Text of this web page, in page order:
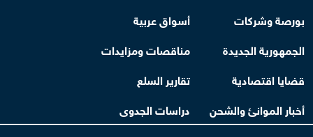
بورصة وشركات
أسواق عربية
الجمهورية الجديدة
مناقصات ومزايدات
قضايا اقتصادية
تقارير السلع
أخبار الموانئ والشحن
دراسات الجدوى